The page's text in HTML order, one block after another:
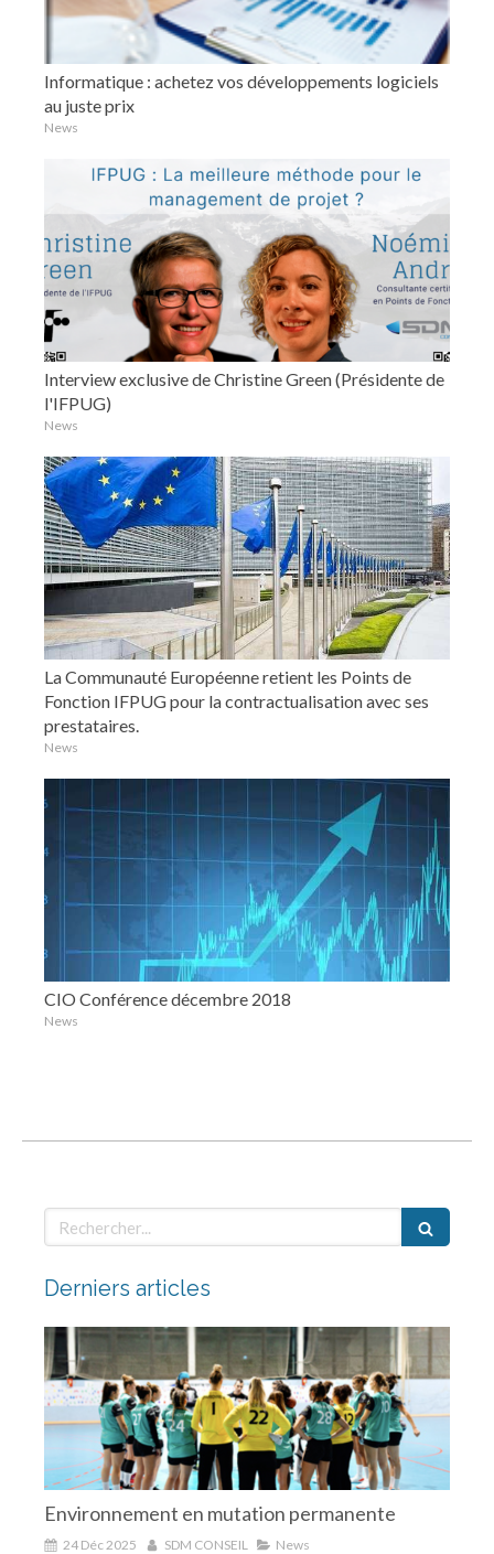
Informatique : achetez vos développements logiciels
au juste prix
News
Interview exclusive de Christine Green (Présidente de
l'IFPUG)
News
La Communauté Européenne retient les Points de
Fonction IFPUG pour la contractualisation avec ses
prestataires.
News
CIO Conférence décembre 2018
News
Rechercher
Derniers articles
Environnement en mutation permanente
24 Déc 2025 SDM CONSEIL News